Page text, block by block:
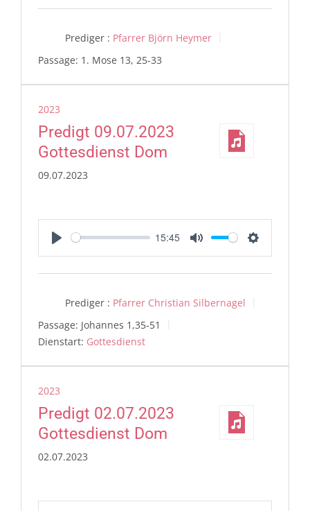
Prediger : Pfarrer Björn Heymer
Passage: 1. Mose 13, 25-33
2023
Predigt 09.07.2023
Gottesdienst Dom
09.07.2023
Play
15:45
Mute Settings
Prediger : Pfarrer Christian Silbernagel
Passage: Johannes 1,35-51
Dienstart: Gottesdienst
2023
Predigt 02.07.2023
Gottesdienst Dom
02.07.2023